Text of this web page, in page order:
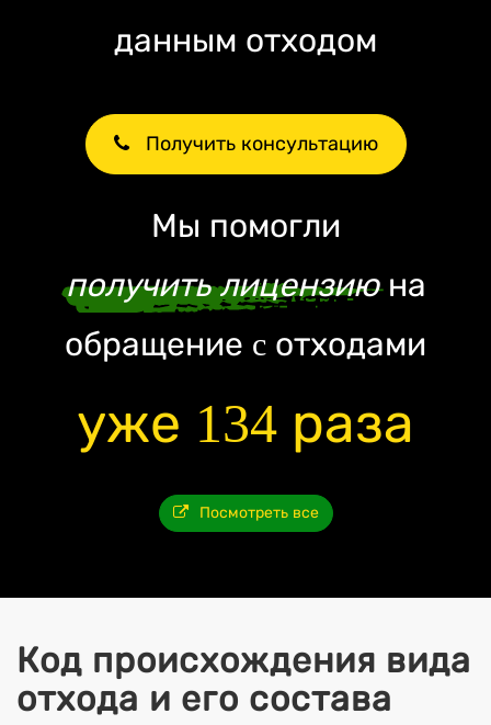
данным отходом
Получить консультацию
Мы помогли
получить лицензиюна
обращение c отходами
уже 134 раза
Посмотреть все
Код происхождения вида
отхода и его состава